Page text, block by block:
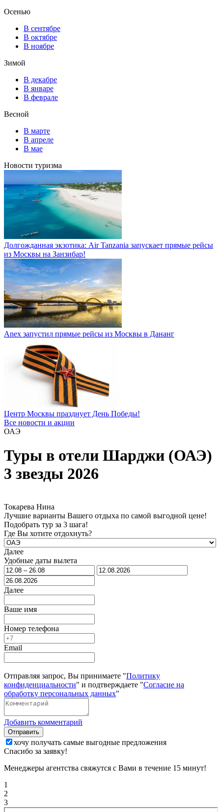
Осенью
В сентябре
В октябре
В ноябре
Зимой
В декабре
В январе
В феврале
Весной
В марте
В апреле
В мае
Новости туризма
Долгожданная экзотика: Air Tanzania запускает прямые рейсы
из Москвы на Занзибар!
Anex запустил прямые рейсы из Москвы в Дананг
Центр Москвы празднует День Победы!
Все новости и акции
ОАЭ
Туры в отели Шарджи (ОАЭ)
3 звезды 2026
Токарева Нина
Лучшие варианты Вашего отдыха по самой выгодной цене!
Подобрать тур за 3 шага!
Где Вы хотите отдохнуть?
Далее
Удобные даты вылета
Далее
Ваше имя
Номер телефона
Email
Отправляя запрос, Вы принимаете "Политику
конфиденциальности" и подтверждаете "Согласие на
обработку персональных данных"
Добавить комментарий
Отправить
хочу получать самые выгодные предложения
Спасибо за заявку!
Менеджеры агентства свяжутся с Вами в течение 15 минут!
1
2
3